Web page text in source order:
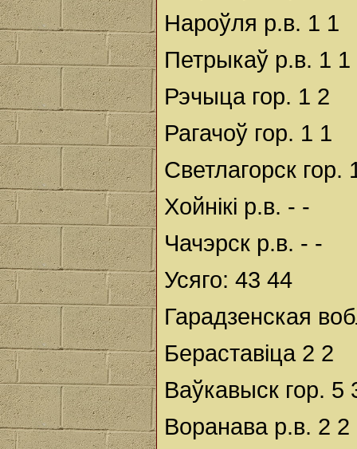
Нароўля р.в. 1 1
Петрыкаў р.в. 1 1
Рэчыца гор. 1 2
Рагачоў гор. 1 1
Светлагорск гор.
Хойнікі р.в. - -
Чачэрск р.в. - -
Усяго: 43 44
Гарадзенская
Бераставіца 2 2
Ваўкавыск гор. 5
Воранава р.в. 2 2